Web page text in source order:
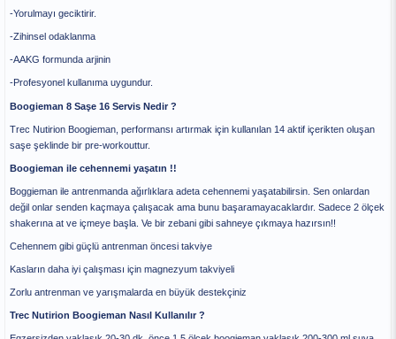
-Yorulmayı geciktirir.
-Zihinsel odaklanma
-AAKG formunda arjinin
-Profesyonel kullanıma uygundur.
Boogieman 8 Saşe 16 Servis Nedir ?
Trec Nutirion Boogieman, performansı artırmak için kullanılan 14 aktif içerikten oluşan
saşe şeklinde bir pre-workouttur.
Boogieman ile cehennemi yaşatın !!
Boggieman ile antrenmanda ağırlıklara adeta cehennemi yaşatabilirsin. Sen onlardan
değil onlar senden kaçmaya çalışacak ama bunu başaramayacaklardır. Sadece 2 ölçek
shakerına at ve içmeye başla. Ve bir zebani gibi sahneye çıkmaya hazırsın!!
Cehennem gibi güçlü antrenman öncesi takviye
Kasların daha iyi çalışması için magnezyum takviyeli
Zorlu antrenman ve yarışmalarda en büyük destekçiniz
Trec Nutirion Boogieman Nasıl Kullanılır ?